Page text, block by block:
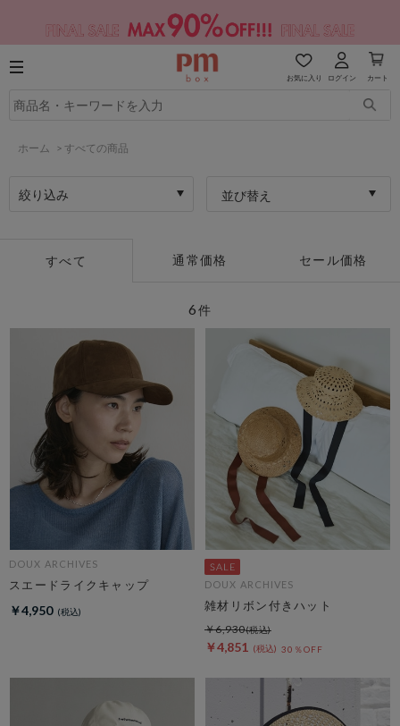
お気に入り ログイン カート
ホーム > すべての商品
絞り込み 並び替え
すべて 通常価格 セール価格
6件
DOUX ARCHIVES
スエードライクキャップ
￥4,950
DOUX ARCHIVES
雑材リボン付きハット
￥4,851 30％OFF
￥6,930